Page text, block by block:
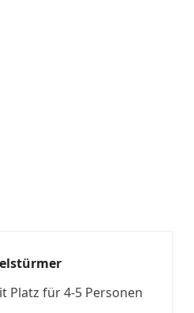
Platz für 4-5 Personen